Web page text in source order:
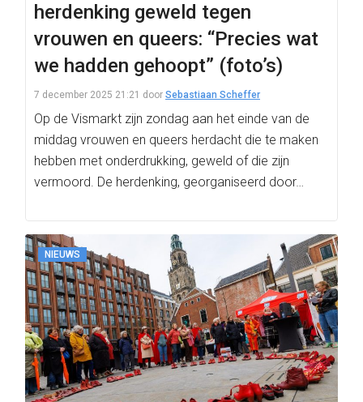
herdenking geweld tegen
vrouwen en queers: “Precies wat
we hadden gehoopt” (foto’s)
7 december 2025 21:21 door Sebastiaan Scheffer
Op de Vismarkt zijn zondag aan het einde van de
middag vrouwen en queers herdacht die te maken
hebben met onderdrukking, geweld of die zijn
vermoord. De herdenking, georganiseerd door…
NIEUWS